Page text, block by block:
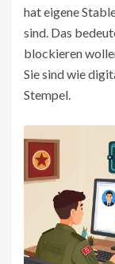
hat eigene
sind. Das
blockieren
Sie sind wie
Stempel.